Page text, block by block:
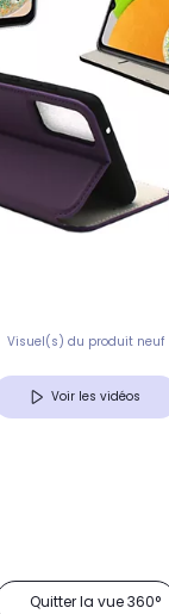
Visuel(s) du produit neuf
Voir les vidéos
Quitter la vue 360°